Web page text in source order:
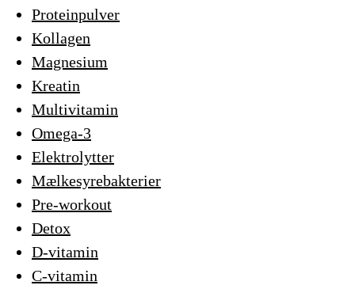
Proteinpulver
Kollagen
Magnesium
Kreatin
Multivitamin
Omega-3
Elektrolytter
Mælkesyrebakterier
Pre-workout
Detox
D-vitamin
C-vitamin